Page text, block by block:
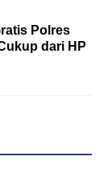
Polres
dari HP